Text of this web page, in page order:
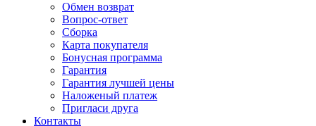
Обмен возврат
Вопрос-ответ
Сборка
Карта покупателя
Бонусная программа
Гарантия
Гарантия лучшей цены
Наложеный платеж
Пригласи друга
Контакты